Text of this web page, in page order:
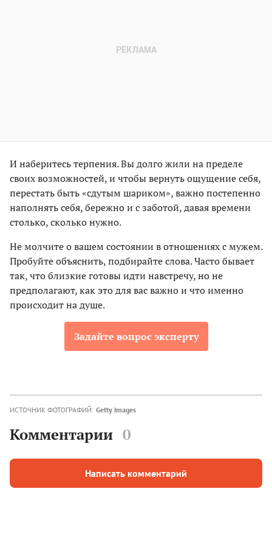
И наберитесь терпения. Вы долго жили на пределе
своих возможностей, и чтобы вернуть ощущение себя,
перестать быть «сдутым шариком», важно постепенно
наполнять себя, бережно и с заботой, давая времени
столько, сколько нужно.
Не молчите о вашем состоянии в отношениях с мужем.
Пробуйте объяснить, подбирайте слова. Часто бывает
так, что близкие готовы идти навстречу, но не
предполагают, как это для вас важно и что именно
происходит на душе.
Задайте вопрос эксперту
ИСТОЧНИК ФОТОГРАФИЙ: Getty Images
Комментарии 0
Написать комментарий